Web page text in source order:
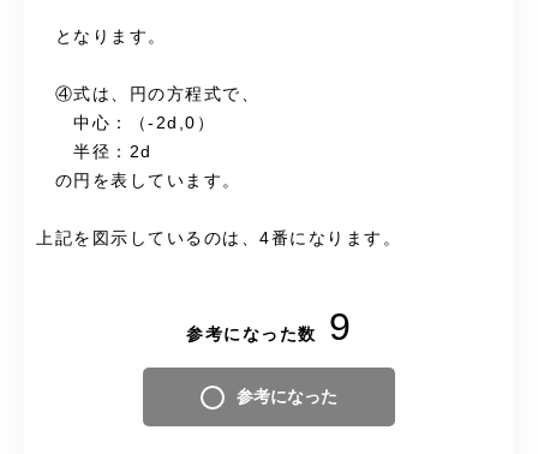
となります。
④式は、円の方程式で、
中心：（-2d,0）
半径：2d
の円を表しています。
上記を図示しているのは、4番になります。
参考になった数 9
参考になった